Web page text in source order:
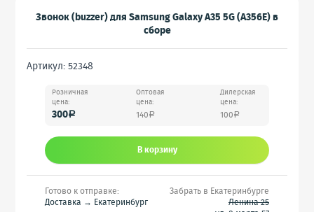
Звонок (buzzer) для Samsung Galaxy A35 5G (A356E) в
сборе
Артикул: 52348
Розничная
цена:
300a
Оптовая
цена:
140 a
Дилерская
цена:
100 a
В корзину
Готово к отправке:
Доставка → Екатеринбург
Забрать в Екатеринбурге
Ленина 25